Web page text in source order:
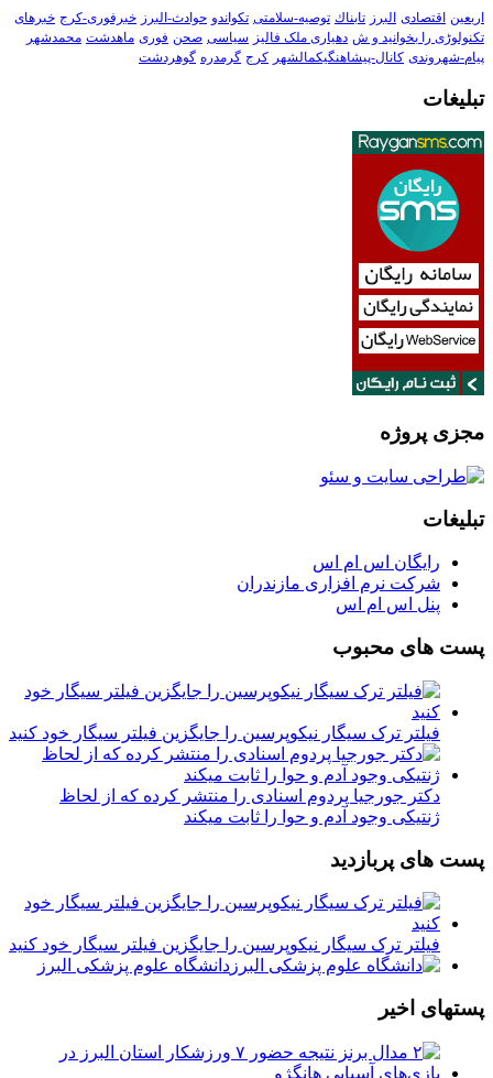
اربعین اقتصادی البرز تابناك توصیه-سلامتی تکواندو حوادث-البرز خبرفوری-کرج خبرهای
تکنولوڑی را بخوانید و ش دهیاری ملک فالیز سیاسی صحن فوری ماهدشت محمدشهر
پیام-شهروندی کانال-پیشاهنگیکمالشهر کرج گرمدره گوهردشت
تبلیغات
مجزی پروژه
تبلیغات
رایگان اس ام اس
شرکت نرم افزاری مازندران
پنل اس ام اس
پست های محبوب
فیلتر ترک سیگار نیکوپرسین را جایگزین فیلتر سیگار خود کنید
دکتر جورجیا پردوم اسنادی را منتشر کرده که از لحاظ
ژنتیکی وجود آدم و حوا را ثابت میکند
پست های پربازدید
فیلتر ترک سیگار نیکوپرسین را جایگزین فیلتر سیگار خود کنید
دانشگاه علوم پزشکی البرز
پستهای اخیر